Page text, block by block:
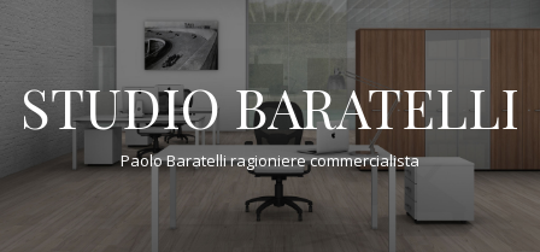
STUDIO BARATELLI
Paolo Baratelli ragioniere commercialista